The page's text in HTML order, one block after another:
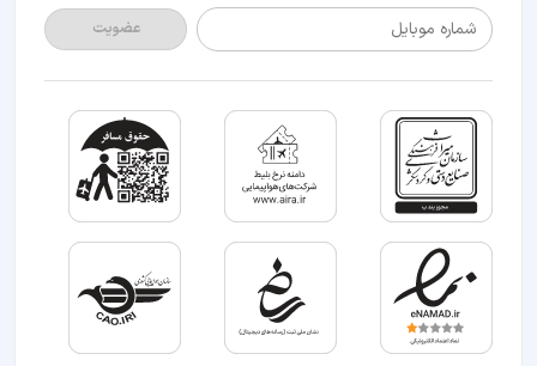
شماره موبایل عضویت